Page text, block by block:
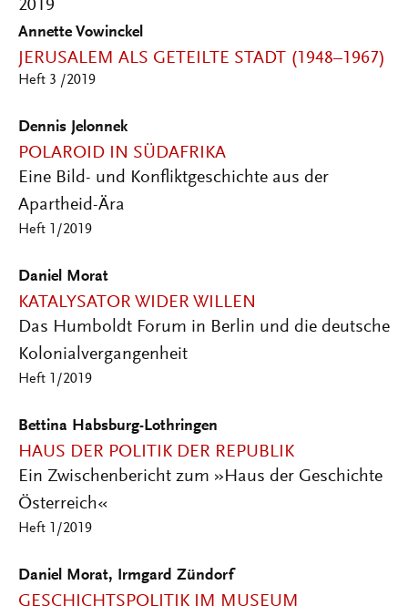
2019
Annette Vowinckel
JERUSALEM ALS GETEILTE STADT (1948–1967)
Heft 3 /2019
Dennis Jelonnek
POLAROID IN SÜDAFRIKA
Eine Bild- und Konfliktgeschichte aus der
Apartheid-Ära
Heft 1/2019
Daniel Morat
KATALYSATOR WIDER WILLEN
Das Humboldt Forum in Berlin und die deutsche
Kolonialvergangenheit
Heft 1/2019
Bettina Habsburg-Lothringen
HAUS DER POLITIK DER REPUBLIK
Ein Zwischenbericht zum »Haus der Geschichte
Österreich«
Heft 1/2019
Daniel Morat, Irmgard Zündorf
GESCHICHTSPOLITIK IM MUSEUM